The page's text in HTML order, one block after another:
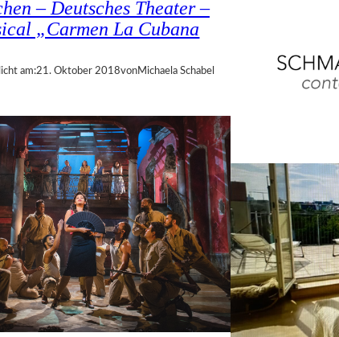
– Deutsches Theater –
„Carmen La Cubana
am:21. Oktober 2018vonMichaela Schabel